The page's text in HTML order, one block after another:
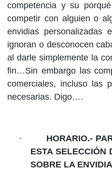
competencia y su
competir con alguien o
envidias personalizadas
ignoran o desconocen
al darle simplemente la
fin…Sin embargo las
comerciales, incluso las
necesarias. Digo….
·
HORARIO.-
ESTA SELECCIÓN
SOBRE LA